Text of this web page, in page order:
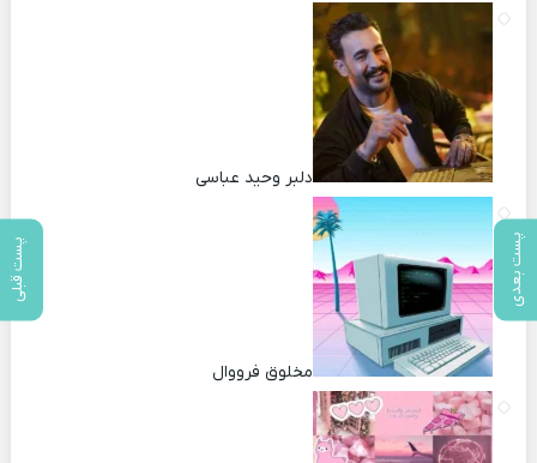
پست بعدی پست قبلی
دلبر وحید عباسی
مخلوق فرووال